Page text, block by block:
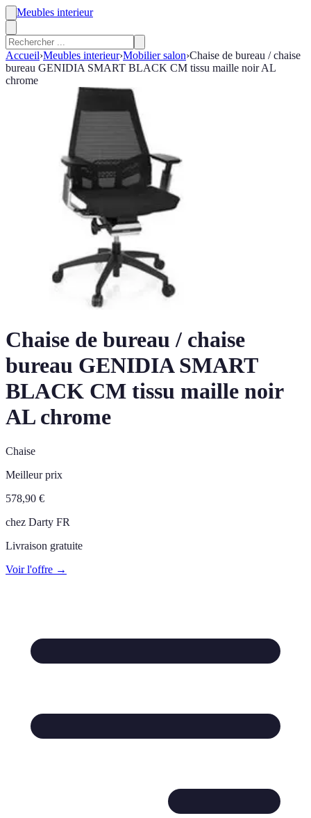
Meubles interieur
Accueil›Meubles interieur›Mobilier salon›Chaise de bureau / chaise
bureau GENIDIA SMART BLACK CM tissu maille noir AL
chrome
Chaise de bureau / chaise
bureau GENIDIA SMART
BLACK CM tissu maille noir
AL chrome
Chaise
Meilleur prix
578,90 €
chez Darty FR
Livraison gratuite
Voir l'offre →